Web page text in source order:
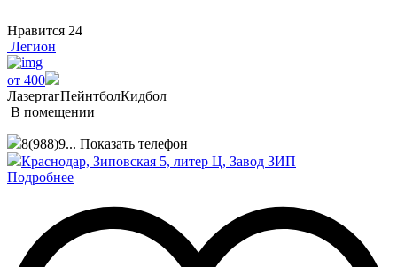
Нравится 24
Легион
от 400
ЛазертагПейнтболКидбол
В помещении
8(988)9... Показать телефон
Краснодар, Зиповская 5, литер Ц, Завод ЗИП
Подробнее